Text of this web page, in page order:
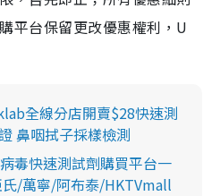
平台保留更改優惠權利，U
全線分店開賣$28快速測
鼻咽拭子採樣檢測
毒快速測試劑購買平台一
/萬寧/阿布泰/HKTVmall